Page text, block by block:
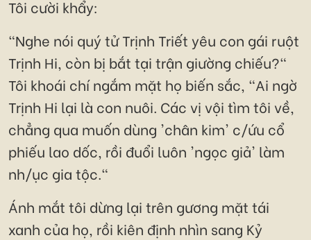
Tôi cười khẩy:
"Nghe nói quý tử Trịnh Triết yêu con gái ruột
Trịnh Hi, còn bị bắt tại trận giường chiếu?"
Tôi khoái chí ngắm mặt họ biến sắc, "Ai ngờ
Trịnh Hi lại là con nuôi. Các vị vội tìm tôi về,
chẳng qua muốn dùng 'chân kim' c/ứu cổ
phiếu lao dốc, rồi đuổi luôn 'ngọc giả' làm
nh/ục gia tộc."
Ánh mắt tôi dừng lại trên gương mặt tái
xanh của họ, rồi kiên định nhìn sang Kỷ